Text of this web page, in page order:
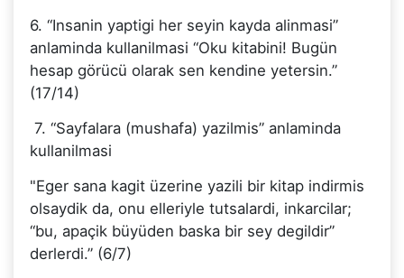
6. “Insanin yaptigi her seyin kayda alinmasi”
anlaminda kullanilmasi “Oku kitabini! Bugün
hesap görücü olarak sen kendine yetersin.”
(17/14)
7. “Sayfalara (mushafa) yazilmis” anlaminda
kullanilmasi
"Eger sana kagit üzerine yazili bir kitap indirmis
olsaydik da, onu elleriyle tutsalardi, inkarcilar;
“bu, apaçik büyüden baska bir sey degildir”
derlerdi.” (6/7)